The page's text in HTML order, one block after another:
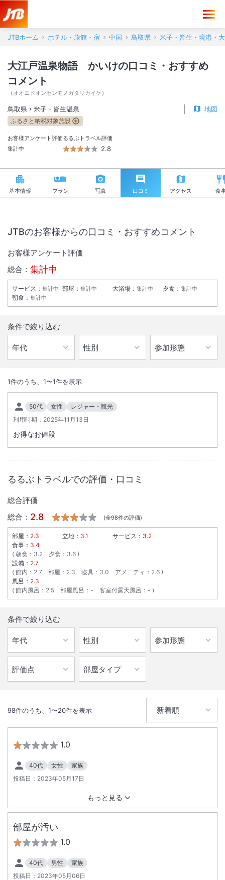
JTBホーム ホテル・旅館・宿 中国 鳥取県 米子・皆生・境港・
大江戸温泉物語 かいけの口コミ・おすすめ
コメント
（ オオエドオンセンモノガタリカイケ ）
鳥取県 米子・皆生温泉 地図
ふるさと納税対象施設
お客様アンケート評価
集計中
るるぶトラベル評価
2.8
基本情報 プラン 写真 口コミ アクセス 食
日本海が目の前に広がる、美しい夕陽と自然景観が特徴の皆生温泉。
肌になじむ効能豊かな皆生の湯をご満喫ください。
駐車場あり
施設からのお知らせ
■未成年者のご宿泊につきまして
15歳以上18歳未満のお客様のみでのご宿泊の場合、 親権者様に同意書
のご提出をお願いしております。同意書はチェックイン時にフロントス
タッフにお渡しください。
なお、中学生以下のお客様のみのご宿泊利用はお断りしております。
※ご宿泊者全員分が必要となります。
※中学校卒業後、同年の3月31日までは中学生扱いになります。
https://faq.ooedoonsen.jp/20
■休館のご案内
メンテナンス工事のため下記の日程で休館を行います。
・2026年9月1日(火)～2026年9月10日(木)
■アレルギーをお持ちのお客様へ
レルギー物質が微量に混入する可能性がございます。
また、バイキング形式の特性上、ご使用いただく菜箸・トング等の共有
があること、食器等の洗浄も同一の場所、同一の洗浄機で行っておりま
す関係上、アレルゲンの混入を完全に防ぐことができません。
このことから誠に恐縮ですが、以下のご対応を承ることができませんの
でご了承ください。
・夕食ならびに朝食でご提供するお料理の成分表の掲示
恐れ入りますが、お客様におかれましては上記をご理解の上、お客様ご
なお、アレルギーをお持ちのお客様は、安全な食品（アレルゲンフリー
レトルトなど）・食器類のお持ち込みが可能です。
※重要なお知らせです。必ず続きをご確認ください。
JTBのお客様からの口コミ・おすすめコメント
お客様アンケート評価
総合： 集計中
サービス ： 集計中 部屋 ： 集計中 大浴場 ： 集計中 夕食 ： 集計中
朝食 ： 集計中
条件で絞り込む
1件のうち、 1〜1件を表示
50代 女性
レジャー・観光
利用時期： 2025年11月13日
お得なお値段
るるぶトラベルでの評価・口コミ
総合評価
総合： 2.8 (全98件の評価)
部屋： 2.3 立地： 3.1 サービス： 3.2
食事： 3.4
朝食 ： 3.2 夕食 ： 3.6
設備： 2.7
館内 ： 2.7 部屋 ： 2.3 寝具 ： 3.0 アメニティ ： 2.6
風呂： 2.3
館内風呂 ： 2.5 部屋風呂 ： - 客室付露天風呂 ： -
条件で絞り込む
98件のうち、 1〜20件を表示
1.0
40代 女性
家族
投稿日： 2023年05月17日
もっと見る
部屋が汚い
1.0
40代 男性
家族
投稿日： 2023年05月06日